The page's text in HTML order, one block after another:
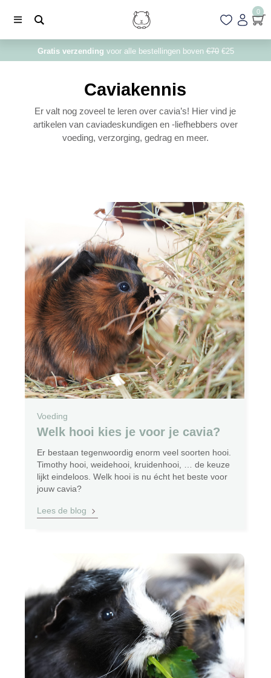
0
Gratis verzending voor alle bestellingen boven€70€25
Caviakennis
Er valt nog zoveel te leren over cavia’s! Hier vind je
artikelen van caviadeskundigen en -liefhebbers over
voeding, verzorging, gedrag en meer.
Voeding
Welk hooi kies je voor je cavia?
Er bestaan tegenwoordig enorm veel soorten hooi.
Timothy hooi, weidehooi, kruidenhooi, … de keuze
lijkt eindeloos. Welk hooi is nu écht het beste voor
jouw cavia?
Lees de blog